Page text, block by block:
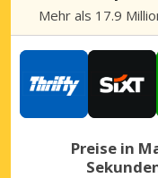
Mehr als 17.9
Preise in